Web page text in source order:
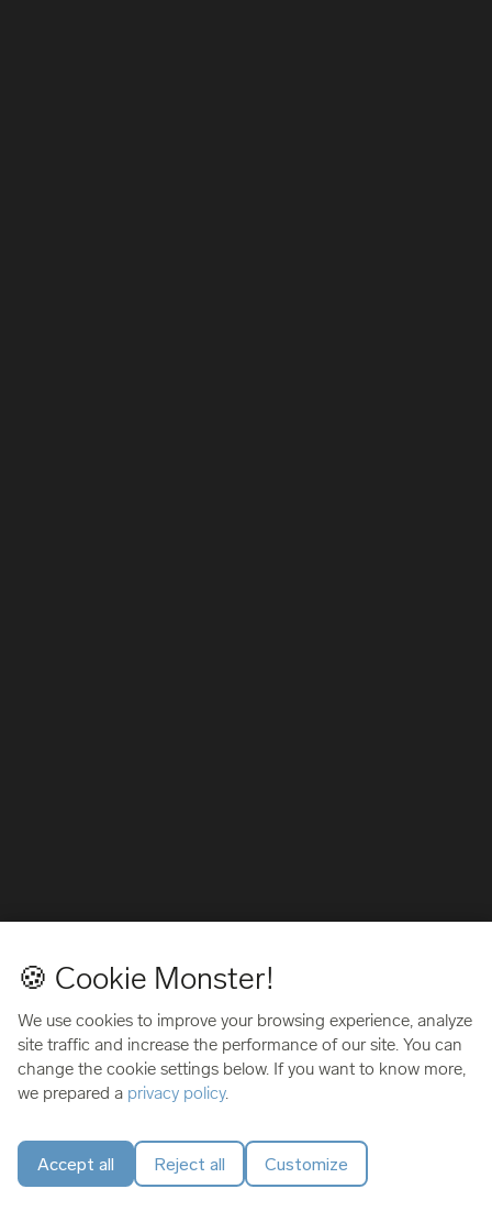
🍪 Cookie Monster!
We use cookies to improve your browsing experience, analyze
site traffic and increase the performance of our site. You can
change the cookie settings below. If you want to know more,
we prepared a privacy policy.
Accept all Reject all Customize